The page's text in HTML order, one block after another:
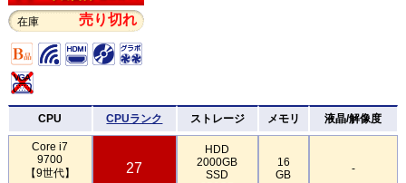
在庫 売り切れ
CPU CPUランク ストレージ メモリ 液晶/解像度
Core i7
9700
【9世代】
27
HDD
2000GB
SSD
16
GB
-